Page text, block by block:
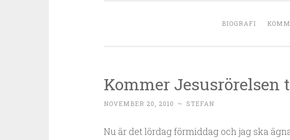
BIOGRAFI
Kommer Jesusrörelsen
NOVEMBER 20, 2010 ~ STEFAN
Nu är det lördag förmiddag och jag ska